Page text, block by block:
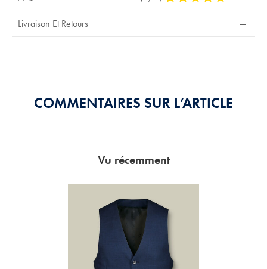
Livraison Et Retours
COMMENTAIRES SUR L’ARTICLE
Vu récemment